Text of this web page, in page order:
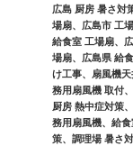
広島 厨房 暑さ対
場扇、 広島市 工
給食室 工場扇、
場扇、 広島県 給
け工事、 扇風機
務用扇風機 取付、
厨房 熱中症対策、
務用扇風機、 給食
策、 調理場 暑さ